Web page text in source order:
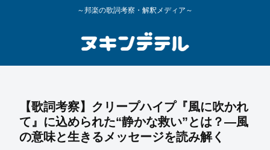
～邦楽の歌詞考察・解釈メディア～
【歌詞考察】クリープハイプ『風に吹かれ
て』に込められた“静かな救い”とは？―風
の意味と生きるメッセージを読み解く